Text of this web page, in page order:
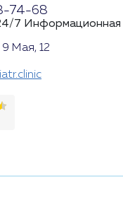
74-68
7 Информационная
Мая, 12